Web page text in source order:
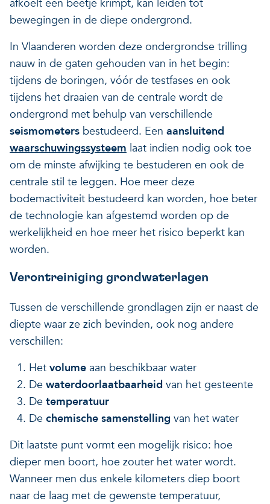
afkoelt een beetje krimpt, kan leiden tot
bewegingen in de diepe ondergrond.
In Vlaanderen worden deze ondergrondse trilling
nauw in de gaten gehouden van in het begin:
tijdens de boringen, vóór de testfases en ook
tijdens het draaien van de centrale wordt de
ondergrond met behulp van verschillende
seismometers bestudeerd. Een aansluitend
waarschuwingssysteem laat indien nodig ook toe
om de minste afwijking te bestuderen en ook de
centrale stil te leggen. Hoe meer deze
bodemactiviteit bestudeerd kan worden, hoe beter
de technologie kan afgestemd worden op de
werkelijkheid en hoe meer het risico beperkt kan
worden.
Verontreiniging grondwaterlagen
Tussen de verschillende grondlagen zijn er naast de
diepte waar ze zich bevinden, ook nog andere
verschillen:
Het volume aan beschikbaar water
De waterdoorlaatbaarheid van het gesteente
De temperatuur
De chemische samenstelling van het water
Dit laatste punt vormt een mogelijk risico: hoe
dieper men boort, hoe zouter het water wordt.
Wanneer men dus enkele kilometers diep boort
naar de laag met de gewenste temperatuur,